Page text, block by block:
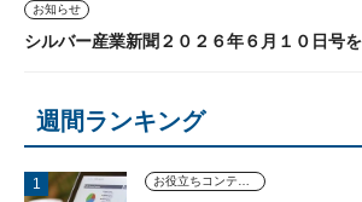
お知らせ
シルバー産業新聞２０２６年６月１０日号を
週間ランキング
お役立ちコンテンツ